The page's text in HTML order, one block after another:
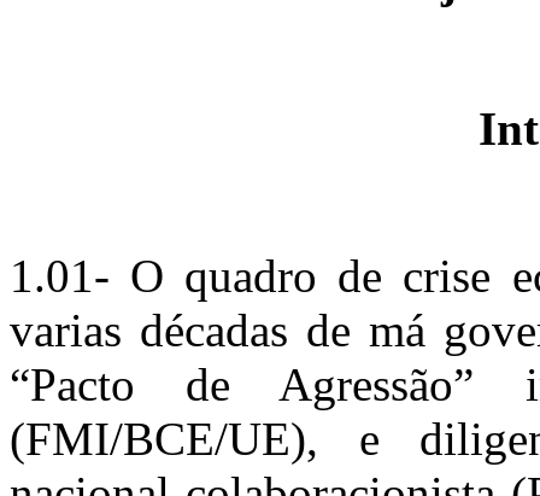
1.01- O quadro de crise
varias décadas de má
“Pacto de Agressão”
(FMI/BCE/UE), e